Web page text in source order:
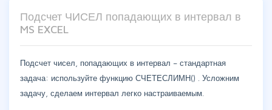
Подсчет ЧИСЕЛ попадающих в интервал в
MS EXCEL
Подсчет чисел, попадающих в интервал – стандартная
задача: используйте функцию СЧЕТЕСЛИМН() . Усложним
задачу, сделаем интервал легко настраиваемым.